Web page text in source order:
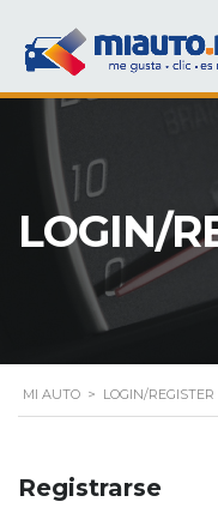
LOGIN/
MI AUTO > LOGIN/REGISTER
Registrarse